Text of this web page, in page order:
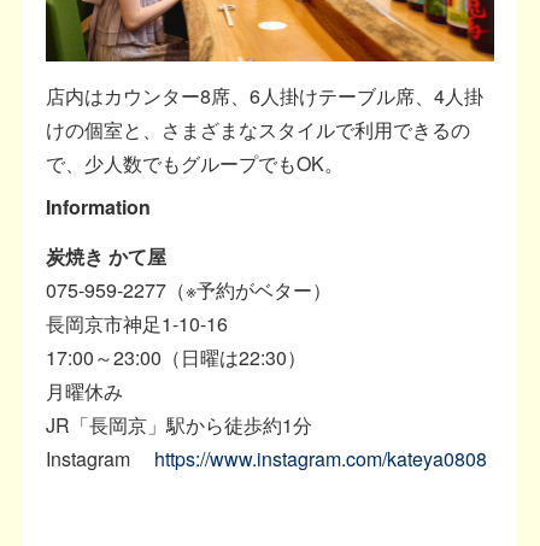
店内はカウンター8席、6人掛けテーブル席、4人掛
けの個室と、さまざまなスタイルで利用できるの
で、少人数でもグループでもOK。
Information
炭焼き かて屋
075-959-2277（※予約がベター）
長岡京市神足1-10-16
17:00～23:00（日曜は22:30）
月曜休み
JR「長岡京」駅から徒歩約1分
Instagram https://www.instagram.com/kateya0808